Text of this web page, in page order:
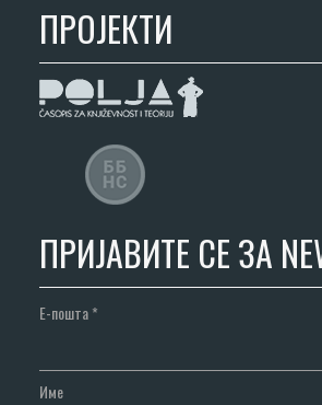
ПРОЈЕКТИ
ПРИЈАВИТЕ СЕ ЗА
Е-пошта*
Име